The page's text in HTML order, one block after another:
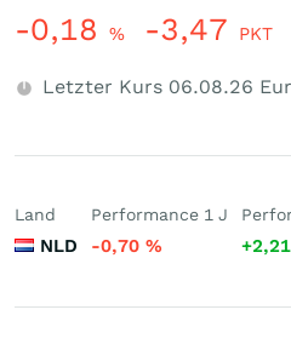
-0,18 % -3,47 PKT
Letzter Kurs 06.08.26
Land
NLD
Performance 1 J
-0,70 % +2,21